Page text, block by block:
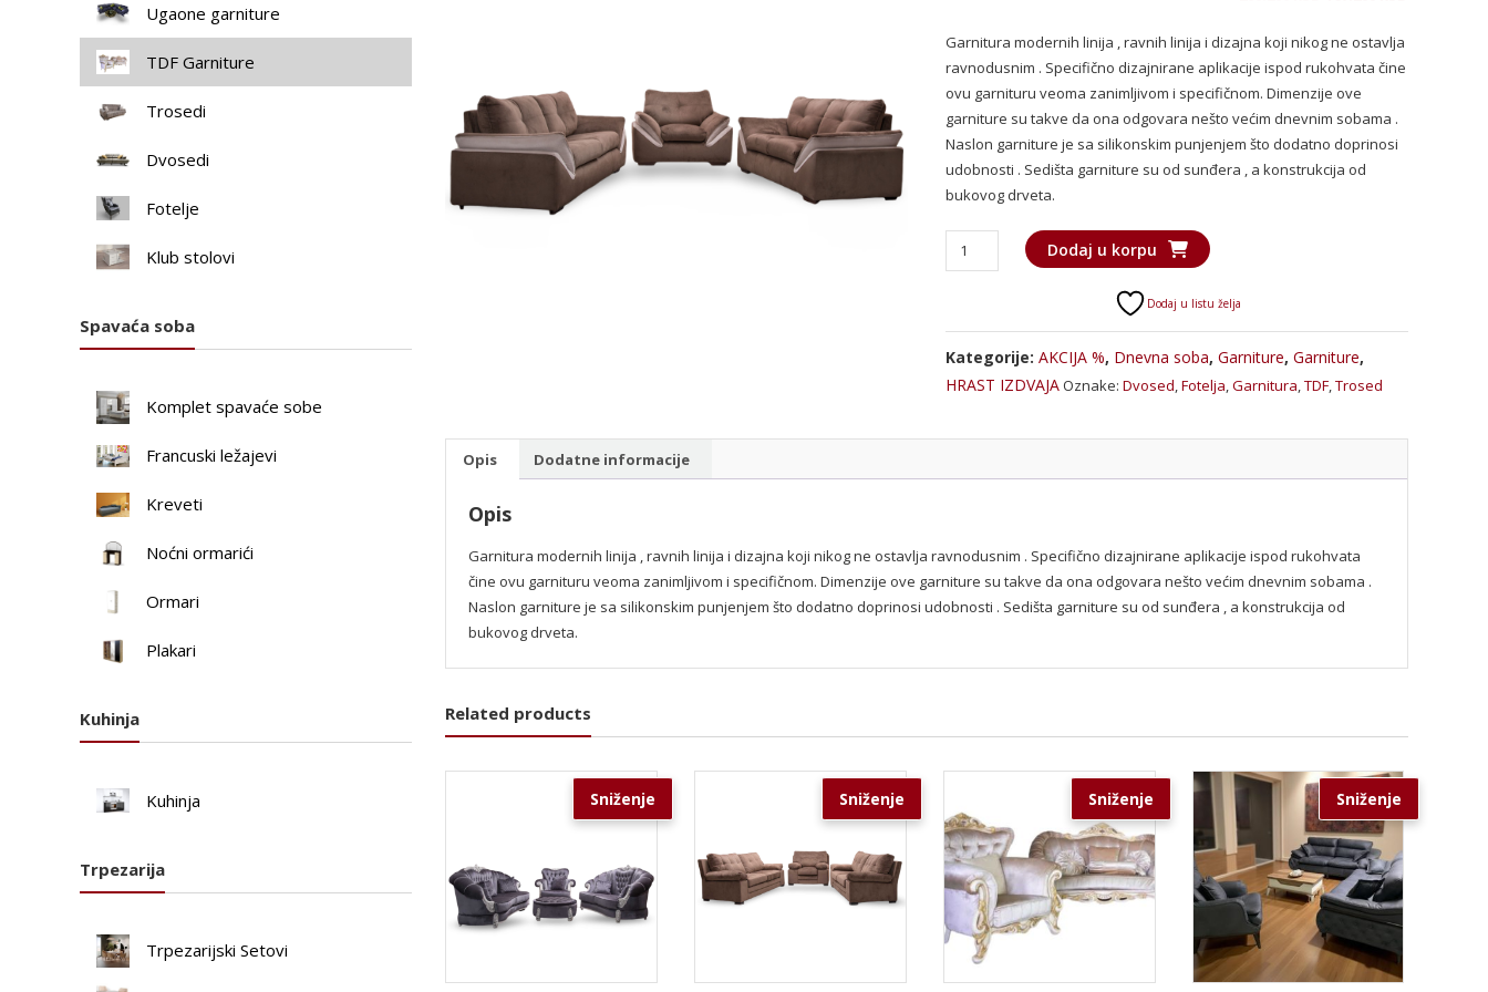
je
bila:
200.200 RSD.
Garnitura modernih linija , ravnih linija i dizajna koji nikog ne ostavlja
ravnodusnim . Specifično dizajnirane aplikacije ispod rukohvata čine
ovu garnituru veoma zanimljivom i specifičnom. Dimenzije ove
garniture su takve da ona odgovara nešto većim dnevnim sobama .
Naslon garniture je sa silikonskim punjenjem što dodatno doprinosi
udobnosti . Sedišta garniture su od sunđera , a konstrukcija od
bukovog drveta.
Garnitura
Merida
Dodaj u korpu
Dodaj u listu želja
Kategorije:AKCIJA %, Dnevna soba,Garniture,Garniture,
HRAST IZDVAJAOznake:Dvosed,Fotelja,Garnitura,TDF,Trosed
Opis Dodatne informacije
Opis
Garnitura modernih linija , ravnih linija i dizajna koji nikog ne ostavlja ravnodusnim . Specifično dizajnirane aplikacije ispod rukohvata
čine ovu garnituru veoma zanimljivom i specifičnom. Dimenzije ove garniture su takve da ona odgovara nešto većim dnevnim sobama .
Naslon garniture je sa silikonskim punjenjem što dodatno doprinosi udobnosti . Sedišta garniture su od sunđera , a konstrukcija od
bukovog drveta.
Related products
Sniženje Sniženje Sniženje Sniženje
Ugaone garniture
TDF Garniture
Trosedi
Dvosedi
Fotelje
Klub stolovi
Spavaća soba
Komplet spavaće sobe
Francuski ležajevi
Kreveti
Noćni ormarići
Ormari
Plakari
Kuhinja
Kuhinja
Trpezarija
Trpezarijski Setovi